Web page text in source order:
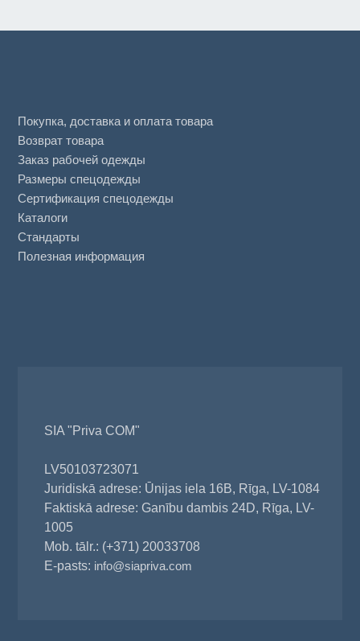
Покупка, доставка и оплата товара
Возврат товара
Заказ рабочей одежды
Размеры спецодежды
Сертификация спецодежды
Каталоги
Стандарты
Полезная информация
SIA "Priva COM"
LV50103723071
Juridiskā adrese: Ūnijas iela 16B, Rīga, LV-1084
Faktiskā adrese: Ganību dambis 24D, Rīga, LV-
1005
Mob. tālr.: (+371) 20033708
E-pasts: info@siapriva.com